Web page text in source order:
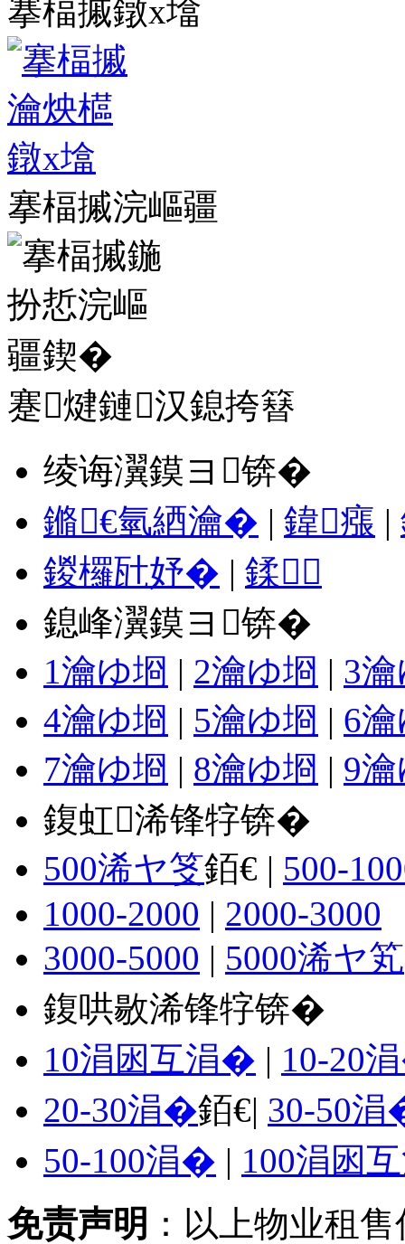
搴楅摵鐓х墖
搴楅摵浣嶇疆
蹇煡鏈汉鎴挎簮
绫诲瀷鏌ヨ锛�
鏅€氫綇瀹� | 鍏瘬 |
鍐欏瓧妤� | 鍒
鎴峰瀷鏌ヨ锛�
1瀹ゆ埛 | 2瀹ゆ埛 | 3
4瀹ゆ埛 | 5瀹ゆ埛 | 6
7瀹ゆ埛 | 8瀹ゆ埛 | 9
鍑虹浠锋牸锛�
500浠ヤ笅銆€ | 500-
1000-2000 | 2000-3000
3000-5000 | 5000浠ヤ笂
鍑哄敭浠锋牸锛�
10涓囦互涓� | 10-20
20-30涓�銆€| 30-50
50-100涓� | 100涓囦
免责声明 ：以上物业租